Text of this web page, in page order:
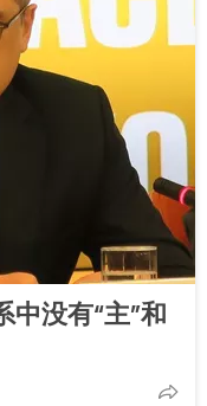
中没有“主”和